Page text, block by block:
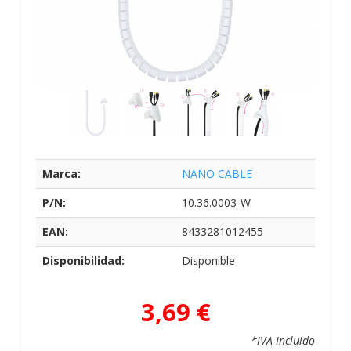
Marca:
NANO CABLE
P/N:
10.36.0003-W
EAN:
8433281012455
Disponibilidad:
Disponible
3,69 €
*IVA Incluido